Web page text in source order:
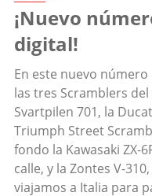
¡Nuevo
digital!
En este nuevo
las tres Scramblers
Svartpilen 701, la
Triumph Street
fondo la Kawasaki ZX-
calle, y la Zontes V-
viajamos a Italia para